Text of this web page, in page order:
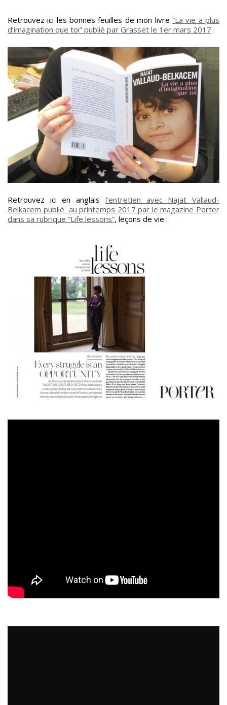
Retrouvez ici les bonnes feuilles de mon livre “La vie a plus
d’imagination que toi” publié par Grasset le 1er mars 2017 :
Retrouvez ici en anglais l’entretien avec Najat Vallaud-
Belkacem publié au printemps 2017 par le magazine Porter
dans sa rubrique “Life lessons”, leçons de vie :